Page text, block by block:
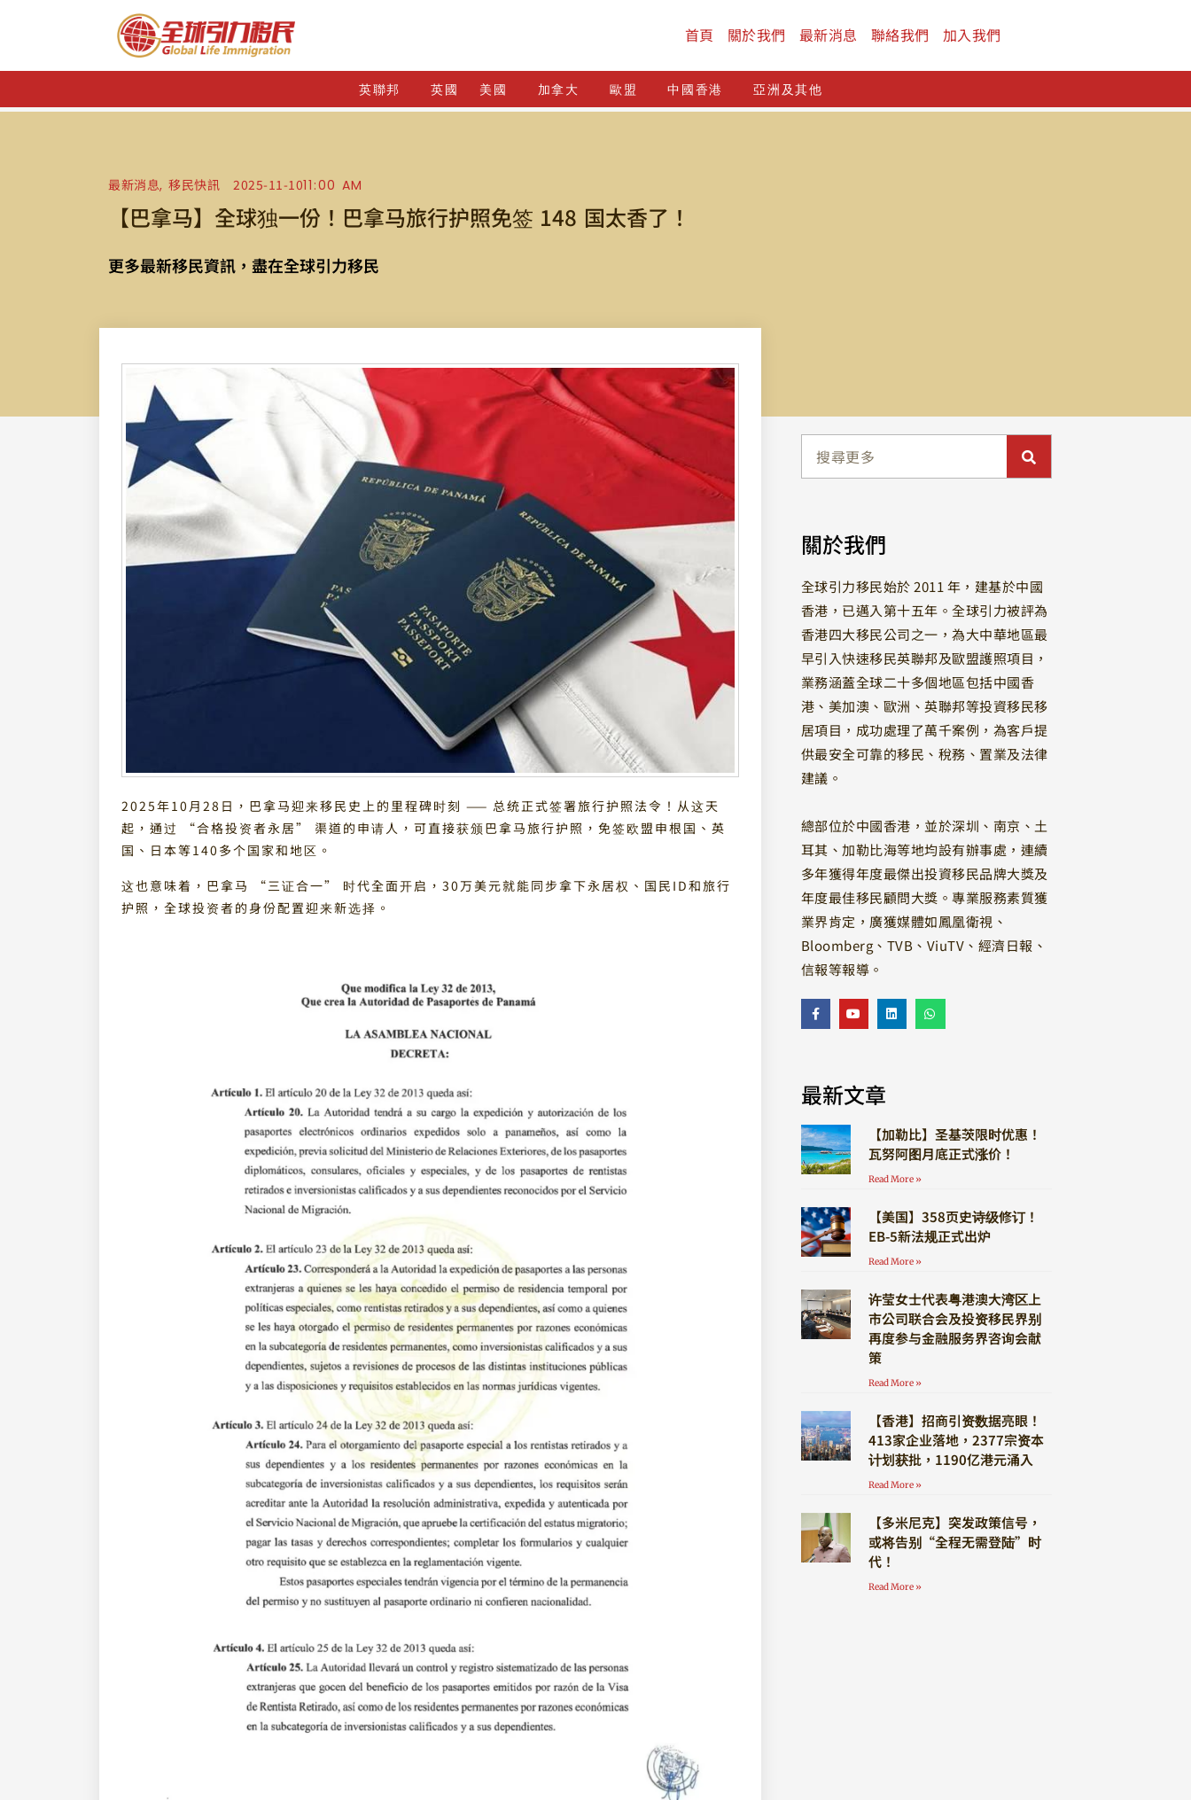
首頁 關於我們 最新消息 聯絡我們 加入我們
英聯邦 英國 美國 加拿大 歐盟 中國香港 亞洲及其他
最新消息,移民快訊 2025-11-1011:00 AM
【巴拿马】全球独一份！巴拿马旅行护照免签 148 国太香了！
更多最新移民資訊，盡在全球引力移民
2025年10月28日，巴拿马迎来移民史上的里程碑时刻 —— 总统正式签署旅行护照法令！从这天
起，通过 “合格投资者永居” 渠道的申请人，可直接获颁巴拿马旅行护照，免签欧盟申根国、英
国、日本等140多个国家和地区。
这也意味着，巴拿马 “三证合一” 时代全面开启，30万美元就能同步拿下永居权、国民ID和旅行
护照，全球投资者的身份配置迎来新选择。
關於我們
全球引力移民始於 2011 年，建基於中國
香港，已邁入第十五年。全球引力被評為
香港四大移民公司之一，為大中華地區最
早引入快速移民英聯邦及歐盟護照項目，
業務涵蓋全球二十多個地區包括中國香
港、美加澳、歐洲、英聯邦等投資移民移
居項目，成功處理了萬千案例，為客戶提
供最安全可靠的移民、稅務、置業及法律
建議。
總部位於中國香港，並於深圳、南京、土
耳其、加勒比海等地均設有辦事處，連續
多年獲得年度最傑出投資移民品牌大獎及
年度最佳移民顧問大獎。專業服務素質獲
業界肯定，廣獲媒體如鳳凰衛視、
Bloomberg、TVB、ViuTV、經濟日報、
信報等報導。
最新文章
【加勒比】圣基茨限时优惠！
瓦努阿图月底正式涨价！
Read More »
【美国】358页史诗级修订！
EB-5新法规正式出炉
Read More »
许莹女士代表粤港澳大湾区上
市公司联合会及投资移民界别
再度参与金融服务界咨询会献
策
Read More »
【香港】招商引资数据亮眼！
413家企业落地，2377宗资本
计划获批，1190亿港元涌入
Read More »
【多米尼克】突发政策信号，
或将告别“全程无需登陆”时
代！
Read More »